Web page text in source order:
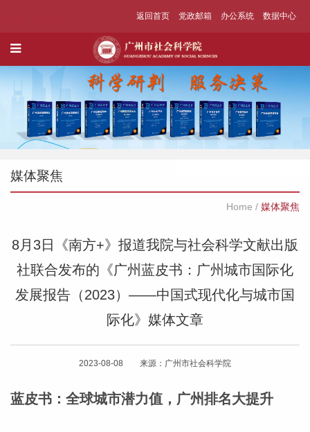
返回首页 党政邮箱 办公系统 数据中心
媒体聚焦
Home / 媒体聚焦
8月3日《南方+》报道我院与社会科学文献出版
社联合发布的《广州蓝皮书：广州城市国际化
发展报告（2023）——中国式现代化与城市国
际化》媒体文章
2023-08-08 来源：广州市社会科学院
蓝皮书：全球城市潜力值，广州排名大提升